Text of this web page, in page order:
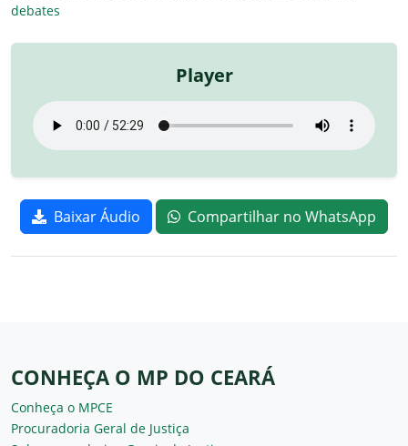
debates
Player
Baixar Áudio Compartilhar no WhatsApp
CONHEÇA O MP DO CEARÁ
Conheça o MPCE
Procuradoria Geral de Justiça